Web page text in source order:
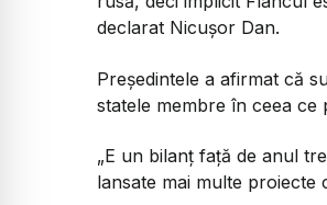
declarat Nicușor Dan.
Președintele a afirmat că
statele membre în ceea ce
„E un bilanț față de anul
lansate mai multe proiecte